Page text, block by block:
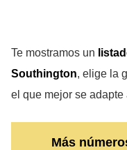
Te mostramos un
Southington, elige la
el que mejor se
Más